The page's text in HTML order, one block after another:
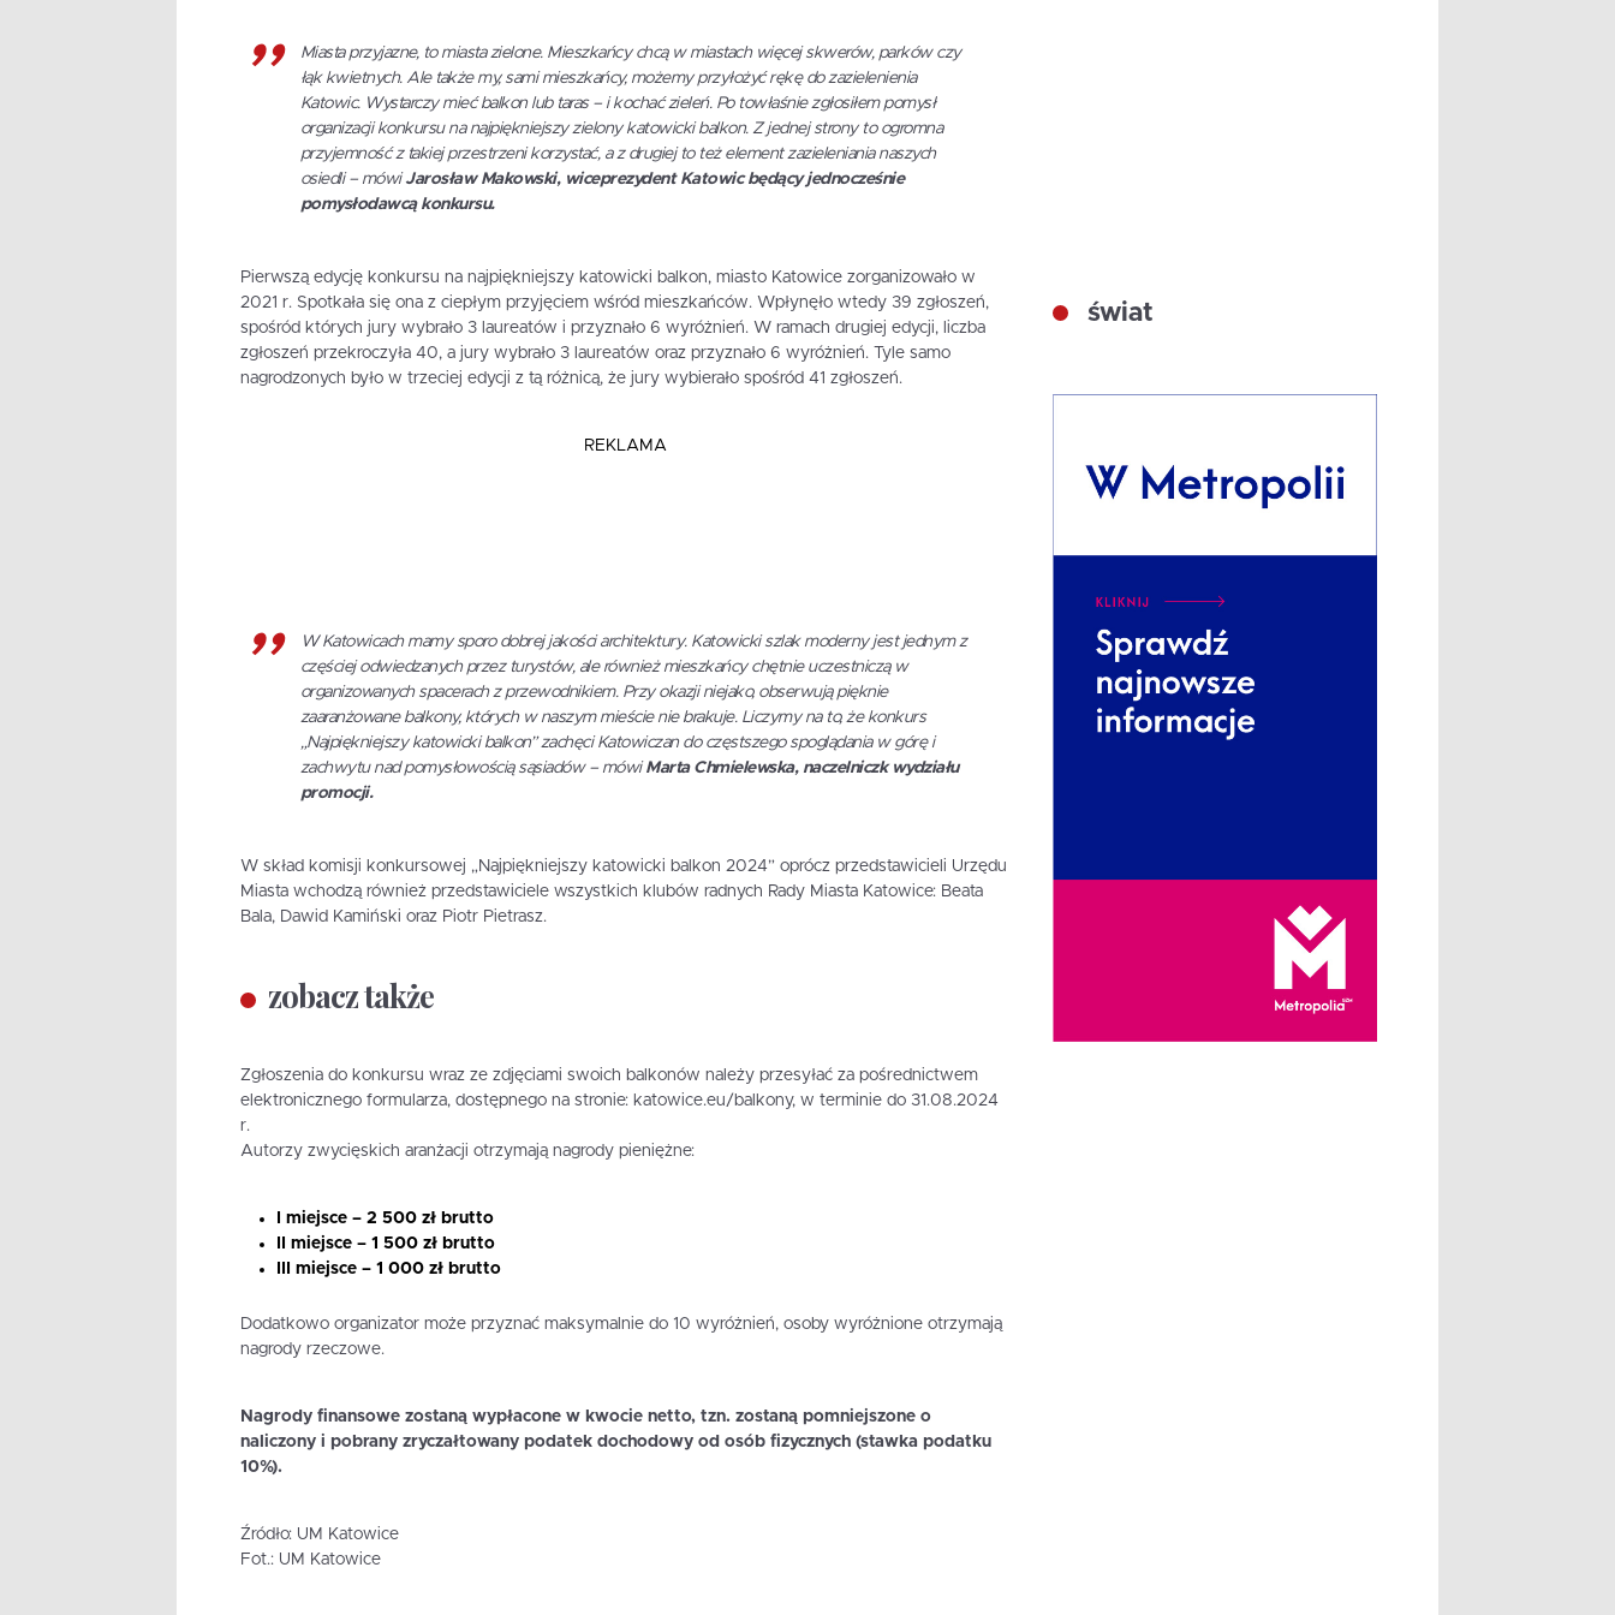
Miasta przyjazne, to miasta zielone. Mieszkańcy chcą w miastach więcej skwerów, parków czy
łąk kwietnych. Ale także my, sami mieszkańcy, możemy przyłożyć rękę do zazielenienia
Katowic. Wystarczy mieć balkon lub taras – i kochać zieleń. Po towłaśnie zgłosiłem pomysł
organizacji konkursu na najpiękniejszy zielony katowicki balkon. Z jednej strony to ogromna
przyjemność z takiej przestrzeni korzystać, a z drugiej to też element zazieleniania naszych
osiedli – mówiJarosław Makowski, wiceprezydent Katowic będący jednocześnie
pomysłodawcą konkursu.
Pierwszą edycję konkursu na najpiękniejszy katowicki balkon, miasto Katowice zorganizowało w
2021 r. Spotkała się ona z ciepłym przyjęciem wśród mieszkańców. Wpłynęło wtedy 39 zgłoszeń,
spośród których jury wybrało 3 laureatów i przyznało 6 wyróżnień. W ramach drugiej edycji, liczba
zgłoszeń przekroczyła 40, a jury wybrało 3 laureatów oraz przyznało 6 wyróżnień. Tyle samo
nagrodzonych było w trzeciej edycji z tą różnicą, że jury wybierało spośród 41 zgłoszeń.
REKLAMA
W Katowicach mamy sporo dobrej jakości architektury. Katowicki szlak moderny jest jednym z
częściej odwiedzanych przez turystów, ale również mieszkańcy chętnie uczestniczą w
organizowanych spacerach z przewodnikiem. Przy okazji niejako, obserwują pięknie
zaaranżowane balkony, których w naszym mieście nie brakuje. Liczymy na to, że konkurs
„Najpiękniejszy katowicki balkon” zachęci Katowiczan do częstszego spoglądania w górę i
zachwytu nad pomysłowością sąsiadów – mówiMarta Chmielewska, naczelniczk wydziału
promocji.
W skład komisji konkursowej „Najpiękniejszy katowicki balkon 2024” oprócz przedstawicieli Urzędu
Miasta wchodzą również przedstawiciele wszystkich klubów radnych Rady Miasta Katowice: Beata
Bala, Dawid Kamiński oraz Piotr Pietrasz.
zobacz także
Zgłoszenia do konkursu wraz ze zdjęciami swoich balkonów należy przesyłać za pośrednictwem
elektronicznego formularza, dostępnego na stronie: katowice.eu/balkony, w terminie do 31.08.2024
r.
Autorzy zwycięskich aranżacji otrzymają nagrody pieniężne:
I miejsce – 2 500 zł brutto
II miejsce – 1 500 zł brutto
III miejsce – 1 000 zł brutto
Dodatkowo organizator może przyznać maksymalnie do 10 wyróżnień, osoby wyróżnione otrzymają
nagrody rzeczowe.
Nagrody finansowe zostaną wypłacone w kwocie netto, tzn. zostaną pomniejszone o
naliczony i pobrany zryczałtowany podatek dochodowy od osób fizycznych (stawka podatku
10%).
Źródło: UM Katowice
Fot.: UM Katowice
świat